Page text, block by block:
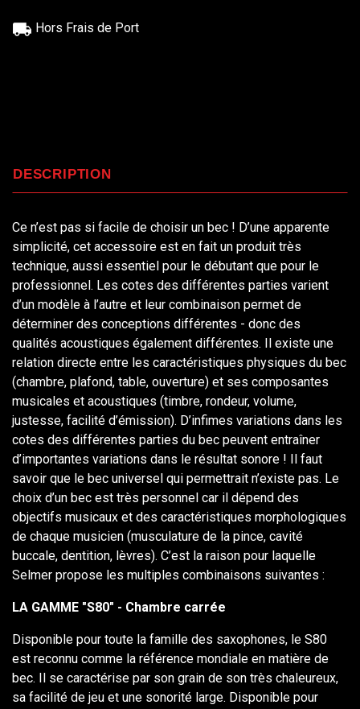
Hors Frais de Port
DESCRIPTION
Ce n’est pas si facile de choisir un bec ! D’une apparente
simplicité, cet accessoire est en fait un produit très
technique, aussi essentiel pour le débutant que pour le
professionnel. Les cotes des différentes parties varient
d’un modèle à l’autre et leur combinaison permet de
déterminer des conceptions différentes - donc des
qualités acoustiques également différentes. Il existe une
relation directe entre les caractéristiques physiques du bec
(chambre, plafond, table, ouverture) et ses composantes
musicales et acoustiques (timbre, rondeur, volume,
justesse, facilité d’émission). D’infimes variations dans les
cotes des différentes parties du bec peuvent entraîner
d’importantes variations dans le résultat sonore ! Il faut
savoir que le bec universel qui permettrait n’existe pas. Le
choix d’un bec est très personnel car il dépend des
objectifs musicaux et des caractéristiques morphologiques
de chaque musicien (musculature de la pince, cavité
buccale, dentition, lèvres). C’est la raison pour laquelle
Selmer propose les multiples combinaisons suivantes :
LA GAMME "S80" - Chambre carrée
Disponible pour toute la famille des saxophones, le S80
est reconnu comme la référence mondiale en matière de
bec. Il se caractérise par son grain de son très chaleureux,
sa facilité de jeu et une sonorité large. Disponible pour